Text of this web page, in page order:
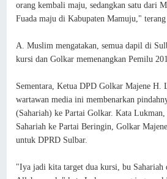
orang kembali maju, sedangkan satu dari
Fuada maju di Kabupaten Mamuju,"
A. Muslim mengatakan, semua dapil di
kursi dan Golkar memenangkan Pemilu
Sementara, Ketua DPD Golkar Majene H.
wartawan media ini membenarkan
(Sahariah) ke Partai Golkar. Kata Lukman,
Sahariah ke Partai Beringin, Golkar
untuk DPRD Sulbar.
"Iya jadi kita target dua kursi, bu Sahariah